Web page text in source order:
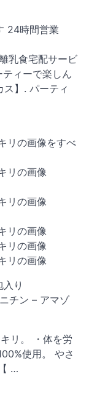
24時間営業
乳食宅配サービ
ティーで楽しん
】. パーティ
リの画像をすべ
リの画像
リの画像
リの画像
リの画像
リの画像
り
チン – アマゾ
リ。 ・体を労
使用。 やさ
…